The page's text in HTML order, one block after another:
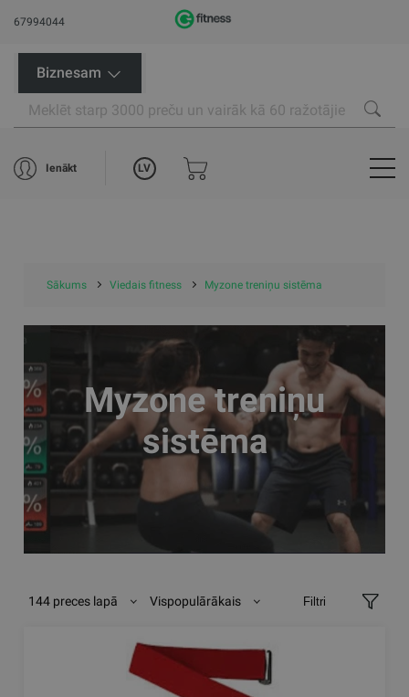
67994044
Biznesam
Ienākt LV
Sākums Viedais fitness Myzone treniņu sistēma
Myzone treniņu
sistēma
144 preces lapā Vispopulārākais Filtri